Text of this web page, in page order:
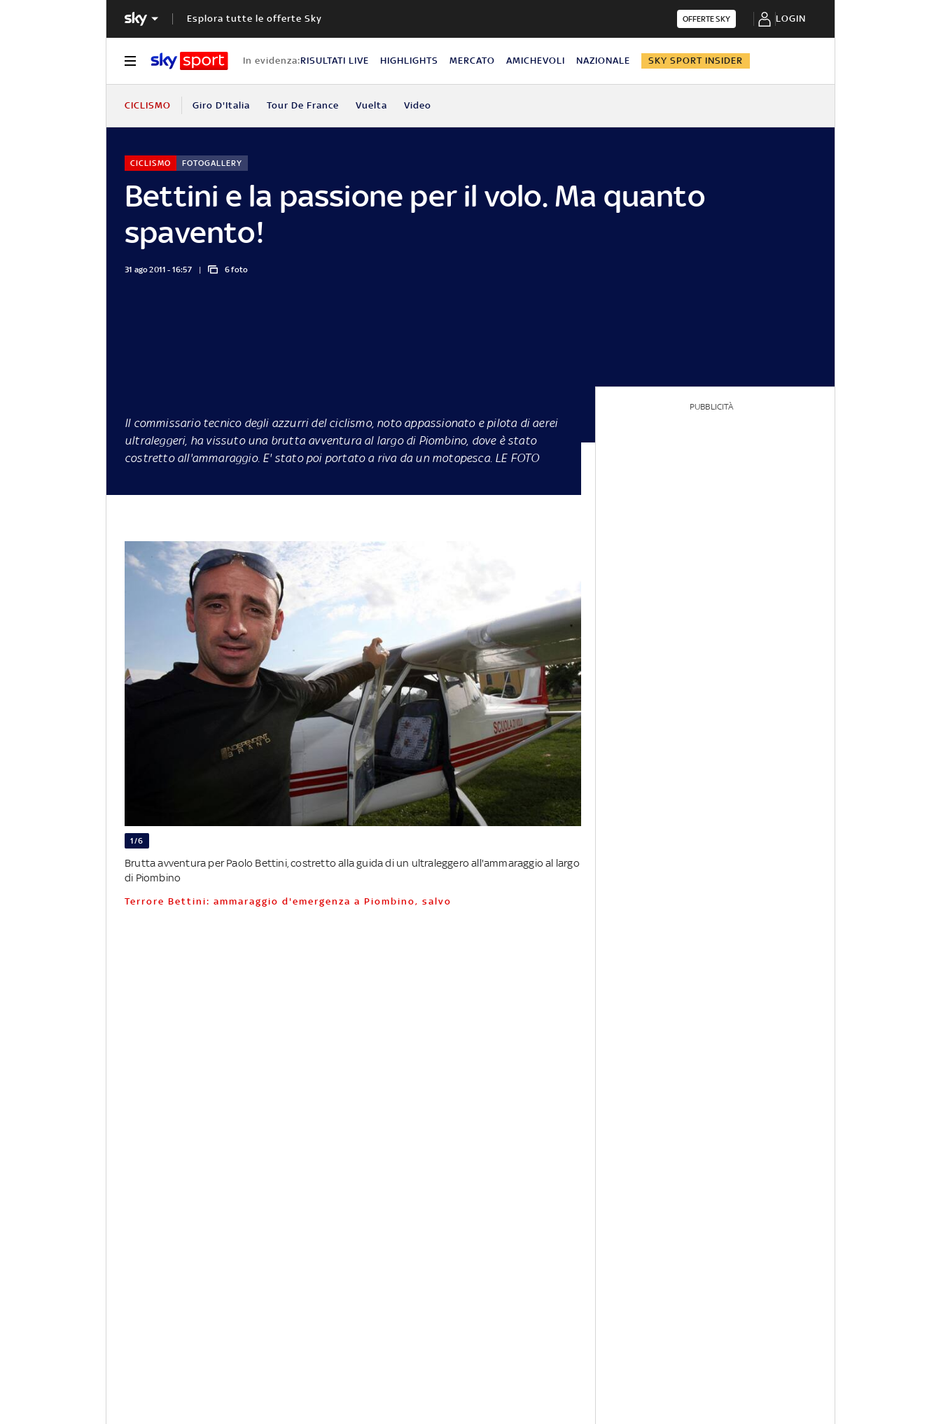
Esplora tutte le offerte Sky OFFERTE SKY LOGIN
In evidenza:RISULTATI LIVE HIGHLIGHTS MERCATO AMICHEVOLI NAZIONALE SKY SPORT INSIDER
CICLISMO Giro D'Italia Tour De France Vuelta Video
Bettini e la passione per il volo. Ma quanto
spavento!
CICLISMO FOTOGALLERY
31 ago 2011 - 16:57 6 foto
Il commissario tecnico degli azzurri del ciclismo, noto appassionato e pilota di aerei
ultraleggeri, ha vissuto una brutta avventura al largo di Piombino, dove è stato
costretto all'ammaraggio. E' stato poi portato a riva da un motopesca. LE FOTO
1/6
Brutta avventura per Paolo Bettini, costretto alla guida di un ultraleggero all'ammaraggio al largo
di Piombino
Terrore Bettini: ammaraggio d'emergenza a Piombino, salvo
PUBBLICITÀ